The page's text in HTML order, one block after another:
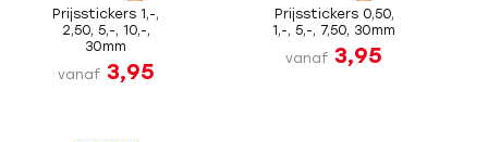
Prijsstickers 1,-,
2,50, 5,-, 10,-,
30mm
vanaf 3,95
Prijsstickers 0,50,
1,-, 5,-, 7,50, 30mm
vanaf 3,95